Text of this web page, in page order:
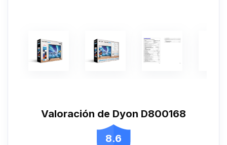
Valoración de Dyon D800168
8.6